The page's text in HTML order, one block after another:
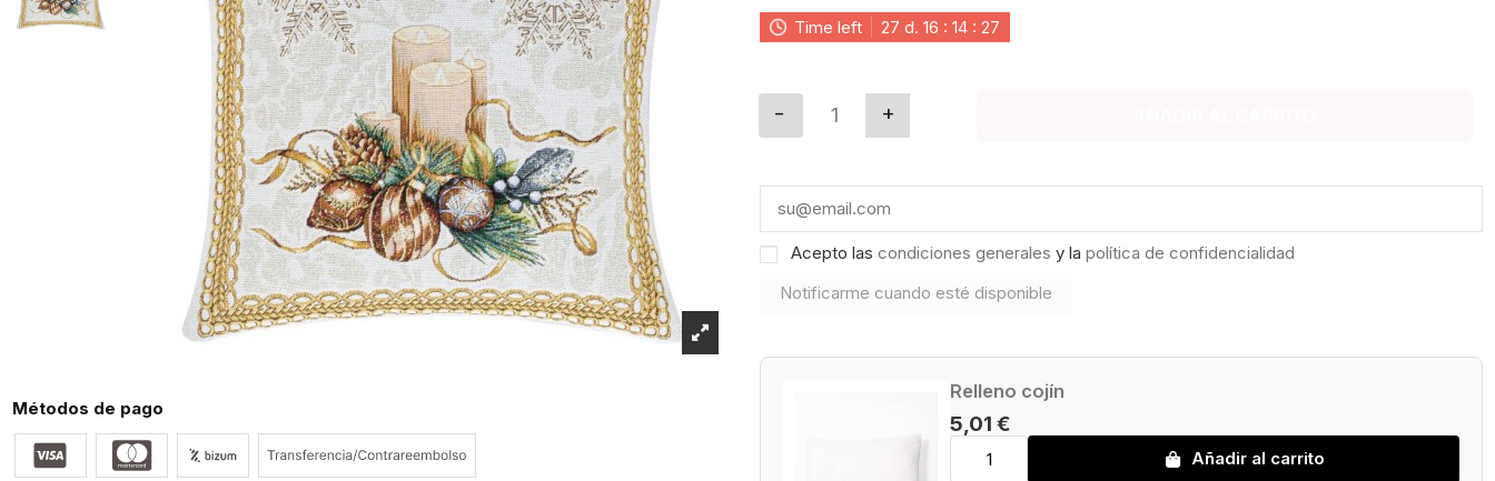
Métodos de pago
Time left 27 d. 16 :14 :26
Acepto lascondiciones generales y lapolítica de confidencialidad
Relleno cojín
5,01 €
Añadir al carrito